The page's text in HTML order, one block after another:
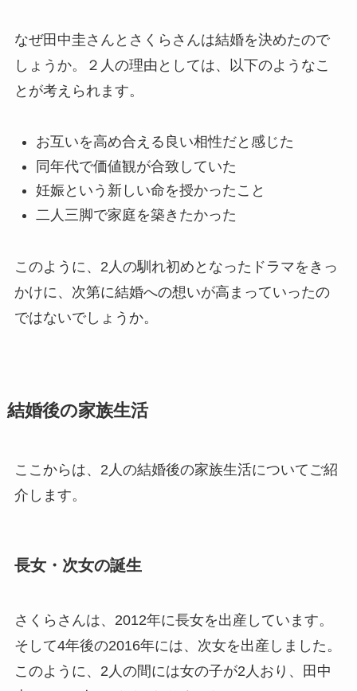
なぜ田中圭さんとさくらさんは結婚を決めたので
しょうか。２人の理由としては、以下のようなこ
とが考えられます。
お互いを高め合える良い相性だと感じた
同年代で価値観が合致していた
妊娠という新しい命を授かったこと
二人三脚で家庭を築きたかった
このように、2人の馴れ初めとなったドラマをきっ
かけに、次第に結婚への想いが高まっていったの
ではないでしょうか。
結婚後の家族生活
ここからは、2人の結婚後の家族生活についてご紹
介します。
長女・次女の誕生
さくらさんは、2012年に長女を出産しています。
そして4年後の2016年には、次女を出産しました。
このように、2人の間には女の子が2人おり、田中